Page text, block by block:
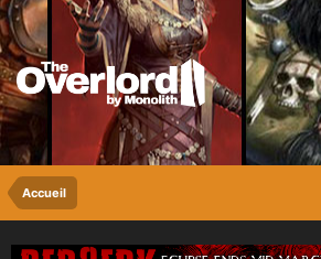
Accueil